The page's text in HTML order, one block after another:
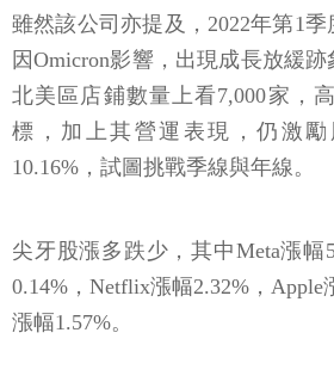
雖然該公司亦提及，2022年第1
因Omicron影響，出現成長放緩
北美區店鋪數量上看7,000家，
標，加上其營運表現，仍激
10.16%，試圖挑戰季線與年線。
尖牙股漲多跌少，其中Meta漲幅
0.14%，Netflix漲幅2.32%，Apple
漲幅1.57%。